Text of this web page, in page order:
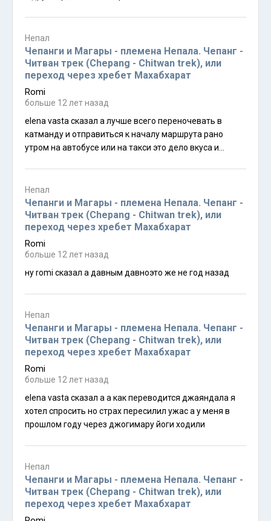
быстрее натаптывают после снегопадов ну может
ещё кормят получше советую манаслу а в следующий
раз канченжангу или какую нибудь нестандартную
экспедиционку
Непал
Чепанги и Магары - племена Непала. Чепанг -
Читван трек (Chepang - Chitwan trek), или
переход через хребет Махабхарат
Romi
больше 12 лет назад
elena vasta сказал а лучше всего переночевать в
катманду и отправиться к началу маршрута рано
утром на автобусе или на такси это дело вкуса и
часа будут катать на рафте в перерыве накормят
обедом и высадят прямо под той лестницей на
которой администрация жалела что не занималась
физкультурой в достаточной степени сие есть
стандартный пакет лишь немного подогнанный под
нужды нестандартного чепанг трека
Непал
Чепанги и Магары - племена Непала. Чепанг -
Читван трек (Chepang - Chitwan trek), или
переход через хребет Махабхарат
Romi
больше 12 лет назад
ну romi сказал а давным давноэто же не год назад
Непал
Чепанги и Магары - племена Непала. Чепанг -
Читван трек (Chepang - Chitwan trek), или
переход через хребет Махабхарат
Romi
больше 12 лет назад
elena vasta сказал а а как переводится джаяндала я
хотел спросить но страх пересилил ужас а у меня в
прошлом году через джогимару йоги ходили
Непал
Чепанги и Магары - племена Непала. Чепанг -
Читван трек (Chepang - Chitwan trek), или
переход через хребет Махабхарат